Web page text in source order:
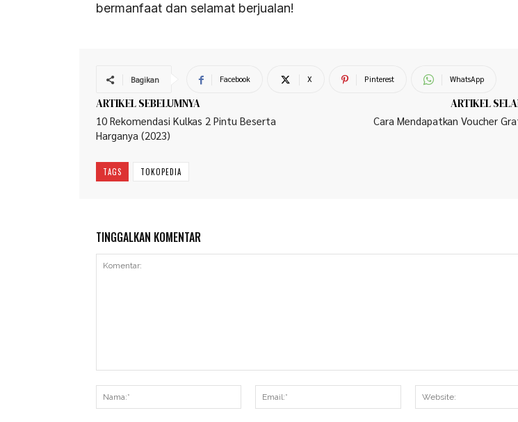
bermanfaat dan selamat berjualan!
Bagikan Facebook X Pinterest WhatsApp
ARTIKEL SEBELUMNYA
10 Rekomendasi Kulkas 2 Pintu Beserta
Harganya (2023)
ARTIKEL
Cara Mendapatkan Voucher
TAGS TOKOPEDIA
TINGGALKAN KOMENTAR
Nama:*
Email:*